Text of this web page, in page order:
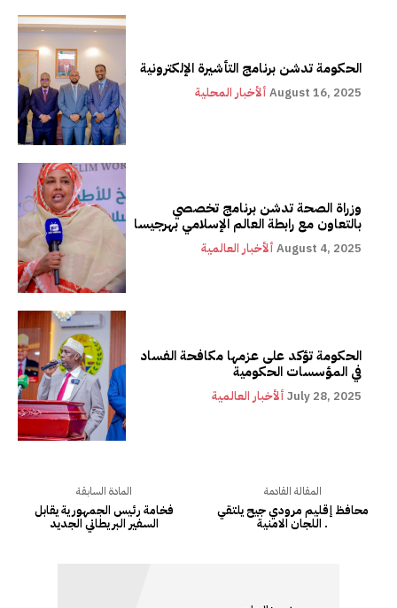
الحكومة تدشن برنامج التأشيرة الإلكترونية
ألأخبار المحلية August 16, 2025
وزراة الصحة تدشن برنامج تخصصي
بالتعاون مع رابطة العالم الإسلامي بهرجيسا
ألأخبار العالمية August 4, 2025
الحكومة تؤكد على عزمها مكافحة الفساد
في المؤسسات الحكومية
ألأخبار العالمية July 28, 2025
المادة السابقة
فخامة رئيس الجمهورية يقابل
السفير البريطاني الجديد
المقالة القادمة
محافظ إقليم مرودي جيح يلتقي
اللجان الامنية .